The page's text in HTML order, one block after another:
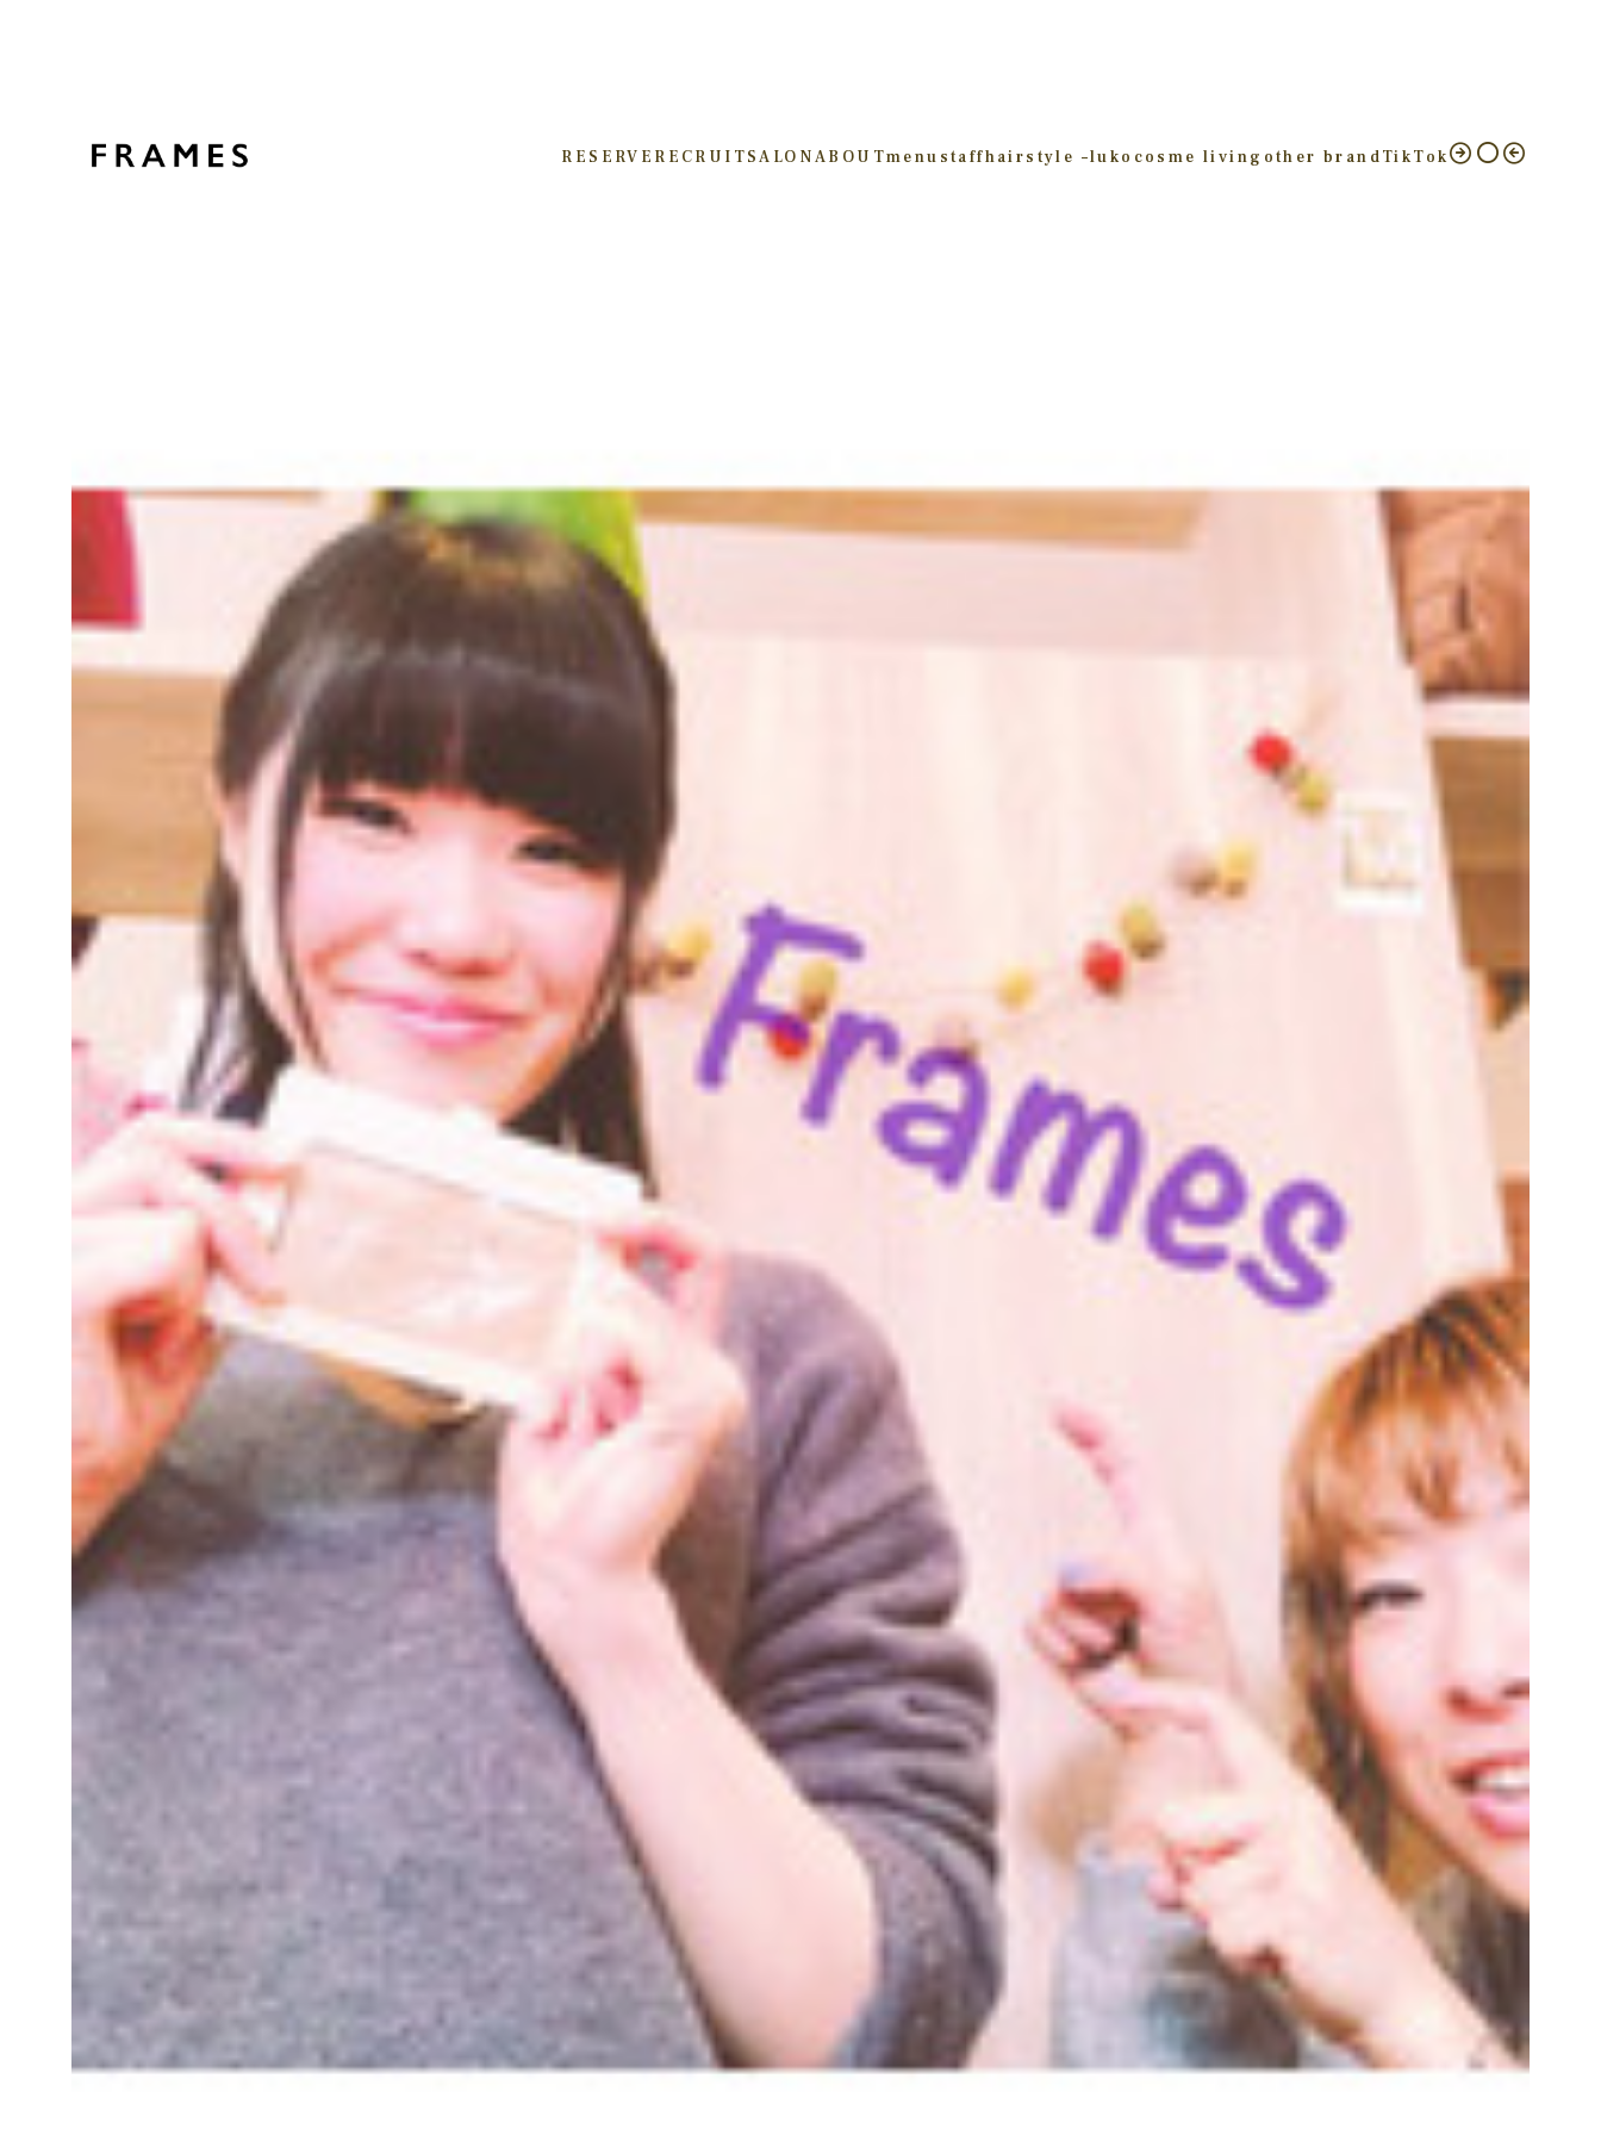
RESERVE RECRUITSALONABOUTmenu staffhairstyle –luko cosme living other brandTikTok